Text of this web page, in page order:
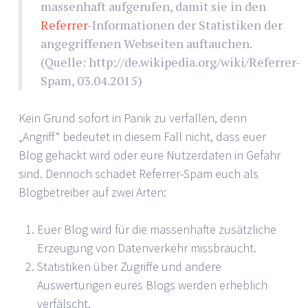
massenhaft aufgerufen, damit sie in den
Referrer-Informationen der Statistiken der
angegriffenen Webseiten auftauchen.
(Quelle: http://de.wikipedia.org/wiki/Referrer-
Spam, 03.04.2015)
Kein Grund sofort in Panik zu verfallen, denn
„Angriff“ bedeutet in diesem Fall nicht, dass euer
Blog gehackt wird oder eure Nutzerdaten in Gefahr
sind. Dennoch schadet Referrer-Spam euch als
Blogbetreiber auf zwei Arten:
Euer Blog wird für die massenhafte zusätzliche
Erzeugung von Datenverkehr missbraucht.
Statistiken über Zugriffe und andere
Auswertungen eures Blogs werden erheblich
verfälscht.